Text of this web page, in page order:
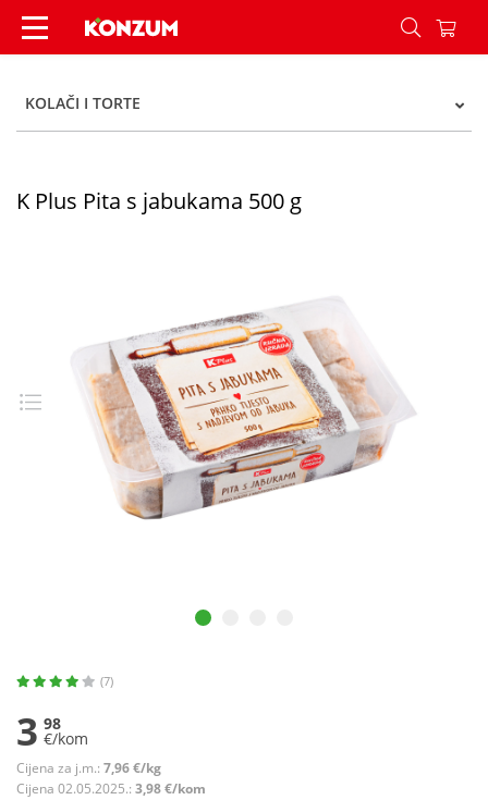
K Plus Pita s jabukama 500 g - Konzum
KOLAČI I TORTE
K Plus Pita s jabukama 500 g
(7)
3 98
€/kom
Cijena za j.m.: 7,96 €/kg
Cijena 02.05.2025.: 3,98 €/kom